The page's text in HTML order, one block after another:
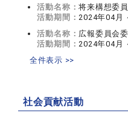
活動名称：将来構想委
活動期間： 2024年04月
活動名称： 広報委員会
活動期間： 2024年04月
全件表示 >>
社会貢献活動